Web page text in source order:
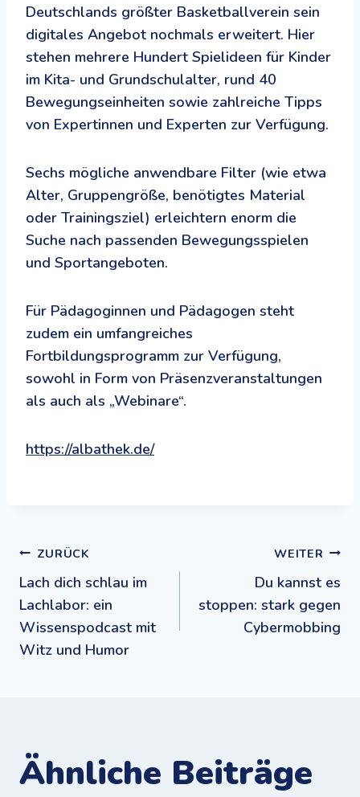
Deutschlands größter Basketballverein sein
digitales Angebot nochmals erweitert. Hier
stehen mehrere Hundert Spielideen für Kinder
im Kita- und Grundschulalter, rund 40
Bewegungseinheiten sowie zahlreiche Tipps
von Expertinnen und Experten zur Verfügung.
Sechs mögliche anwendbare Filter (wie etwa
Alter, Gruppengröße, benötigtes Material
oder Trainingsziel) erleichtern enorm die
Suche nach passenden Bewegungsspielen
und Sportangeboten.
Für Pädagoginnen und Pädagogen steht
zudem ein umfangreiches
Fortbildungsprogramm zur Verfügung,
sowohl in Form von Präsenzveranstaltungen
als auch als „Webinare“.
https://albathek.de/
Beitragsnavigation
ZURÜCK
Lach dich schlau im
Lachlabor: ein
Wissenspodcast mit
Witz und Humor
WEITER
Du kannst es
stoppen: stark gegen
Cybermobbing
Ähnliche Beiträge